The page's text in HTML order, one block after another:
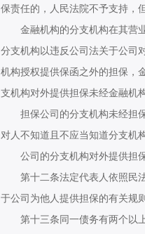
保责任的，人民法院不予支持，
金融机构的分支机构在其营业
分支机构以违反公司法关于公司
机构授权提供保函之外的担保，
支机构对外提供担保未经金融机
担保公司的分支机构未经担保
对人不知道且不应当知道分支机
公司的分支机构对外提供担保
第十二条法定代表人依照民法
于公司为他人提供担保的有关规
第十三条同一债务有两个以上